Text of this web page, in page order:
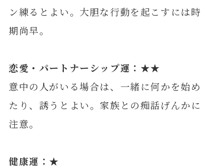
ン練るとよい。大胆な行動を起こすには時
期尚早。
恋愛・パートナーシップ運：★★
意中の人がいる場合は、一緒に何かを始め
たり、誘うとよい。家族との痴話げんかに
注意。
健康運：★